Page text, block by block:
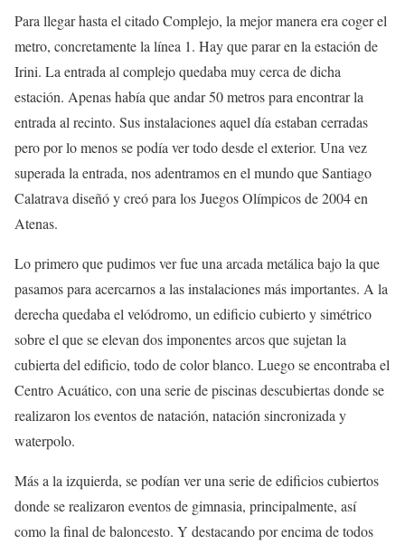
Para llegar hasta el citado Complejo, la mejor manera era coger el
metro, concretamente la línea 1. Hay que parar en la estación de
Irini. La entrada al complejo quedaba muy cerca de dicha
estación. Apenas había que andar 50 metros para encontrar la
entrada al recinto. Sus instalaciones aquel día estaban cerradas
pero por lo menos se podía ver todo desde el exterior. Una vez
superada la entrada, nos adentramos en el mundo que Santiago
Calatrava diseñó y creó para los Juegos Olímpicos de 2004 en
Atenas.
Lo primero que pudimos ver fue una arcada metálica bajo la que
pasamos para acercarnos a las instalaciones más importantes. A la
derecha quedaba el velódromo, un edificio cubierto y simétrico
sobre el que se elevan dos imponentes arcos que sujetan la
cubierta del edificio, todo de color blanco. Luego se encontraba el
Centro Acuático, con una serie de piscinas descubiertas donde se
realizaron los eventos de natación, natación sincronizada y
waterpolo.
Más a la izquierda, se podían ver una serie de edificios cubiertos
donde se realizaron eventos de gimnasia, principalmente, así
como la final de baloncesto. Y destacando por encima de todos